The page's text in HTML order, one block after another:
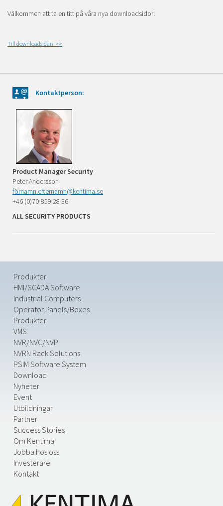
Välkommen att ta en titt på våra nya downloadsidor!
Till downloadsidan >>
Kontaktperson:
Product Manager Security
Peter Andersson
förnamn.efternamn@kentima.se
+46 (0)70-859 28 36
ALL SECURITY PRODUCTS
Produkter
HMI/SCADA Software
Industrial Computers
Operator Panels/Boxes
Produkter
VMS
NVR/NVC/NVP
NVRN Rack Solutions
PSIM Software System
Download
Nyheter
Event
Utbildningar
Partner
Success Stories
Om Kentima
Jobba hos oss
Investerare
Kontakt